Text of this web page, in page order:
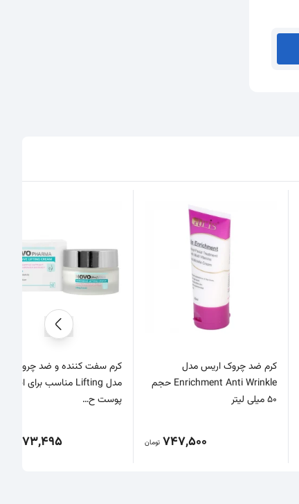
کرم ضد چروک اریس مدل
Enrichment Anti Wrinkle حجم
50 میلی لیتر
747,500 تومان
کرم سفت کننده و ضد چروک
مدل Lifting مناسب برای انواع
پوست ح…
1,773,495